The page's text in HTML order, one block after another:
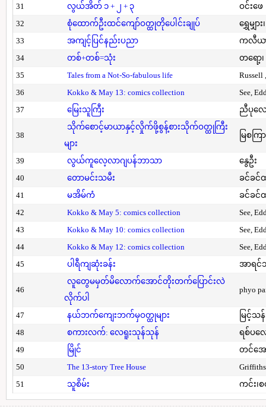
31 လွယ်အိတ် ၁ + ၂ + ၃
ဝင်းဖေ
32
စုံထောက်ဦးထင်ကျော်ဝတ္ထုတိုပေါင်းချုပ်
ရွှေမျှား
33
အကျင့်ပြင်နည်းပညာ
ကလီယာ
34
တစ်+တစ်=သုံး
တရော့၊
35
Tales from a Not-So-fabulous life
Russell
36
Kokko & May 13: comics collection
See,
37
မြေးသူကြီး ညီပုလေ
38
သိုက်စောင့်မာယာနှင့်လှိုက်ဖို့စွန့်စားသိုက်ဝတ္ထုကြီး
များ
မြစကြာ
39 လွယ်ကူလေ့လာဂျပန်ဘာသာ
နွေဦး
40
တောမင်းသမီး
ခင်ခင်
41
မအိမ်ကံ
ခင်ခင်
42
Kokko & May 5: comics collection
See,
43
Kokko & May 10: comics collection
See,
44
Kokko & May 12: comics collection
See,
45
ပါရီကျဆုံးခန်း အာရင်
46
လူတွေမမှတ်မိလောက်အောင်တိုးတက်ပြောင်းလဲ
လိုက်ပါ
phyo
47 နယ်ဘက်ကျေးဘက်မှဝတ္ထုများ
မြင့်သန်
48
စကားလက်: လေရူးသုန်သုန်
ရစ်ပလ
49
မြိုင်
တင်အေ
50
The 13-story Tree House
51
သူစိမ်း ကင်း၊